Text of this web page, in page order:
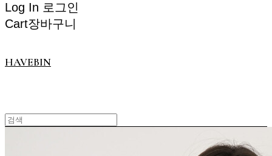
Log In 로그인
Cart장바구니
HAVEBIN